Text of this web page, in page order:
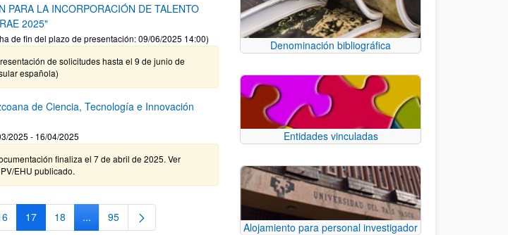
PARA LA INCORPORACIÓN DE TALENTO
2025"
de fin del plazo de presentación: 09/06/2025 14:00)
de solicitudes hasta el 9 de junio de
española)
de Ciencia, Tecnología e Innovación
2025 - 16/04/2025
finaliza el 7 de abril de 2025. Ver
EHU publicado.
intermedias Use TAB para desplazarse.
PáginaPágina
17 Página
18 ...Páginas intermedias Use TAB para desplazarse.
Página
95
Denominación bibliográfica
Entidades vinculadas
Alojamiento para personal investigador